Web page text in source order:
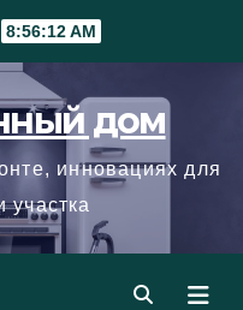
8:56:13 AM
дом
инновациях для